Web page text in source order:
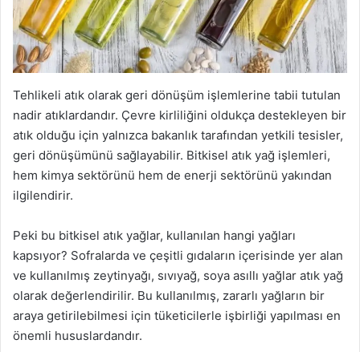
Tehlikeli atık olarak geri dönüşüm işlemlerine tabii tutulan
nadir atıklardandır. Çevre kirliliğini oldukça destekleyen bir
atık olduğu için yalnızca bakanlık tarafından yetkili tesisler,
geri dönüşümünü sağlayabilir. Bitkisel atık yağ işlemleri,
hem kimya sektörünü hem de enerji sektörünü yakından
ilgilendirir.
Peki bu bitkisel atık yağlar, kullanılan hangi yağları
kapsıyor? Sofralarda ve çeşitli gıdaların içerisinde yer alan
ve kullanılmış zeytinyağı, sıvıyağ, soya asıllı yağlar atık yağ
olarak değerlendirilir. Bu kullanılmış, zararlı yağların bir
araya getirilebilmesi için tüketicilerle işbirliği yapılması en
önemli hususlardandır.